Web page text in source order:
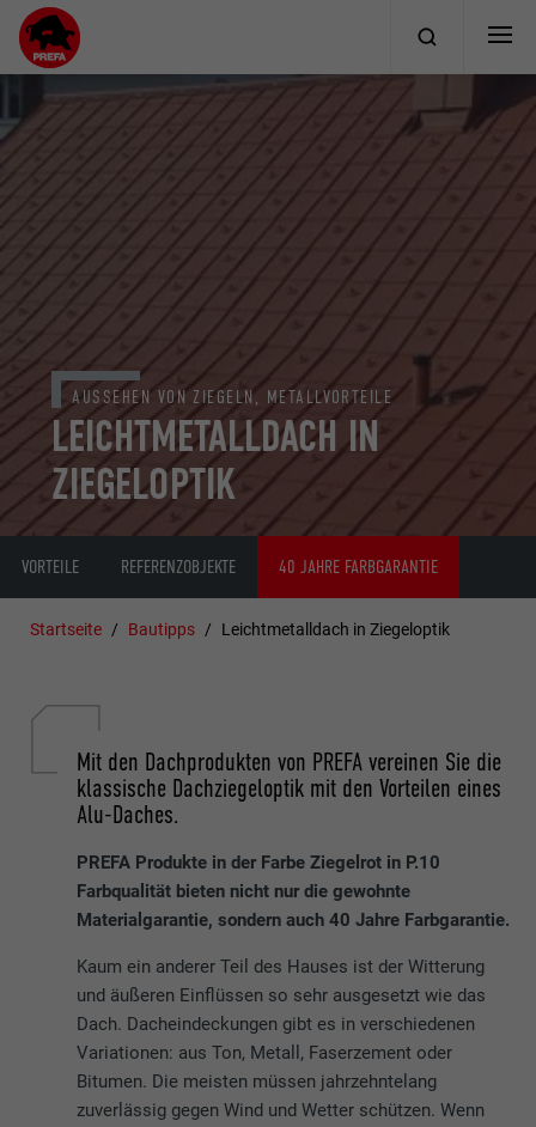
LEICHTMETALLDACH IN
ZIEGELOPTIK
AUSSEHEN VON ZIEGELN, METALLVORTEILE
VORTEILE REFERENZOBJEKTE 40 JAHRE FARBGARANTIE
Startseite Bautipps Leichtmetalldach in Ziegeloptik
Mit den Dachprodukten von PREFA vereinen Sie die
klassische Dachziegeloptik mit den Vorteilen eines
Alu-Daches.
PREFA Produkte in der Farbe Ziegelrot in P.10
Farbqualität bieten nicht nur die gewohnte
Materialgarantie, sondern auch 40 Jahre Farbgarantie.
Kaum ein anderer Teil des Hauses ist der Witterung
und äußeren Einflüssen so sehr ausgesetzt wie das
Dach. Dacheindeckungen gibt es in verschiedenen
Variationen: aus Ton, Metall, Faserzement oder
Bitumen. Die meisten müssen jahrzehntelang
zuverlässig gegen Wind und Wetter schützen. Wenn